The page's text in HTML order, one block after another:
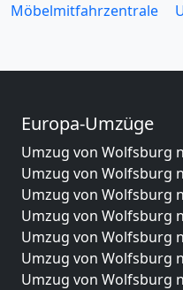
Möbelmitfahrzentrale
Europa-Umzüge
Umzug von Wolfsburg
Umzug von Wolfsburg
Umzug von Wolfsburg
Umzug von Wolfsburg
Umzug von Wolfsburg
Umzug von Wolfsburg
Umzug von Wolfsburg